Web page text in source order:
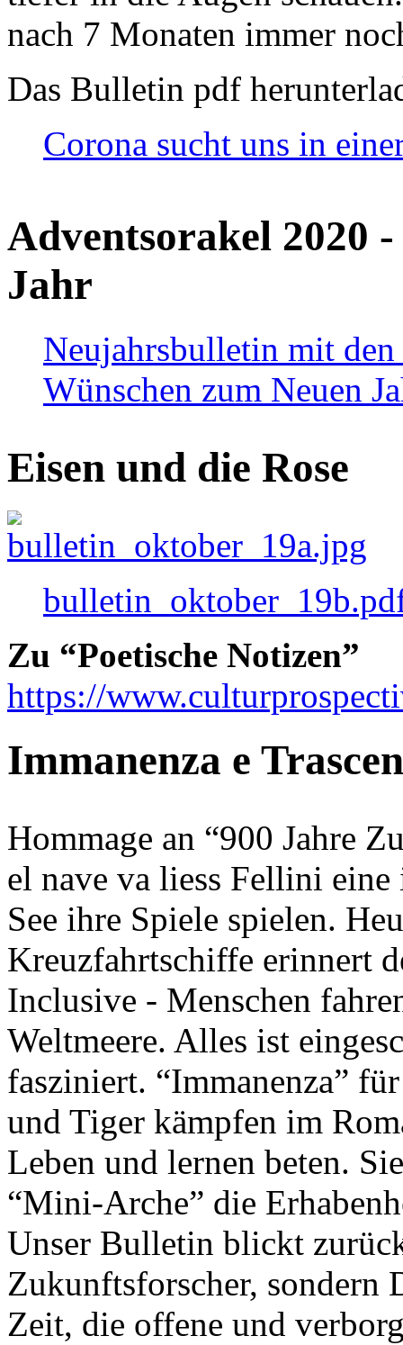
nach 7 Monaten immer
Das Bulletin pdf
Corona sucht uns in
Adventsorakel 2020
Jahr
Neujahrsbulletin mit den
Wünschen zum Neuen
Eisen und die Rose
Zu “Poetische Notizen”
https://
Immanenza e
Hommage an “900 Jahre
el nave va liess Fellini
See ihre Spiele spielen.
Kreuzfahrtschiffe erinnert
Inclusive - Menschen
Weltmeere. Alles ist
fasziniert. “Immanenza”
und Tiger kämpfen im
Leben und lernen beten.
“Mini-Arche” die
Unser Bulletin blickt
Zukunftsforscher, sondern
Zeit, die offene und